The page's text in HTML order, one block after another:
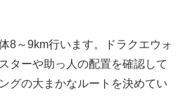
8～9km行います。ドラクエウォ
ターや助っ人の配置を確認して
グの大まかなルートを決めてい